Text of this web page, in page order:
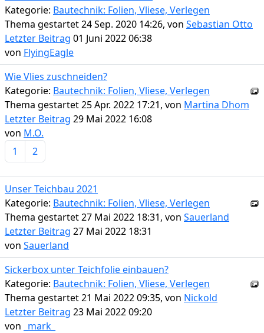
Kategorie: Bautechnik: Folien, Vliese, Verlegen
Thema gestartet 24 Sep. 2020 14:26, von Sebastian Otto
Letzter Beitrag 01 Juni 2022 06:38
von FlyingEagle
Wie Vlies zuschneiden?
Kategorie: Bautechnik: Folien, Vliese, Verlegen
Thema gestartet 25 Apr. 2022 17:21, von Martina Dhom
Letzter Beitrag 29 Mai 2022 16:08
von M.O.
1
2
Unser Teichbau 2021
Kategorie: Bautechnik: Folien, Vliese, Verlegen
Thema gestartet 27 Mai 2022 18:31, von Sauerland
Letzter Beitrag 27 Mai 2022 18:31
von Sauerland
Sickerbox unter Teichfolie einbauen?
Kategorie: Bautechnik: Folien, Vliese, Verlegen
Thema gestartet 21 Mai 2022 09:35, von Nickold
Letzter Beitrag 23 Mai 2022 09:20
von _mark_